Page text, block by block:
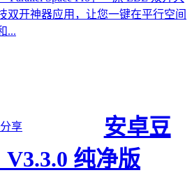
双开神器应用，让您一键在平行空间
...
享
安卓豆
纯净版